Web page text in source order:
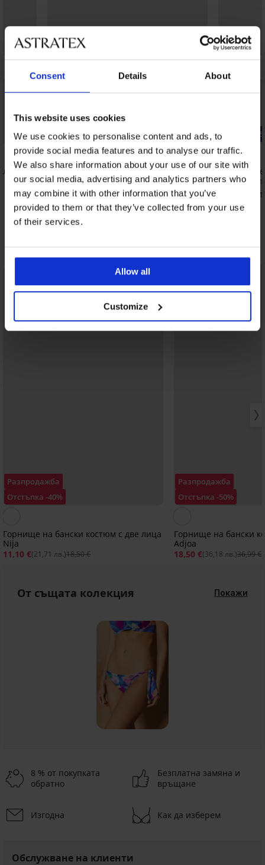
Consent Details About
This website uses cookies
We use cookies to personalise content and ads, to
provide social media features and to analyse our traffic.
We also share information about your use of our site with
our social media, advertising and analytics partners who
may combine it with other information that you’ve
provided to them or that they’ve collected from your use
of their services.
Allow all
Customize
4,4
Bestseller
5
Сутиен Spacer 3D Lady Grace New
49,99 €(97,77 лв.)
-25% ALL25
Сутиен
40,99 €
Открийте подобни артикули
Разпродажба
Отстъпка -40%
LIMITED
Горнище на бански костюм с две лица
Nija
11,10 €(21,71 лв.)18,50 €
Разпродажба
Отстъпка -50%
Горнище на бански
Adjoa
18,50 €(36,18 лв.)36,99 €
От същата колекция Покажи
8 % от покупката
обратно
Безплатна замяна и
връщане
Изгодна Как да изберем
Обслужване на клиенти